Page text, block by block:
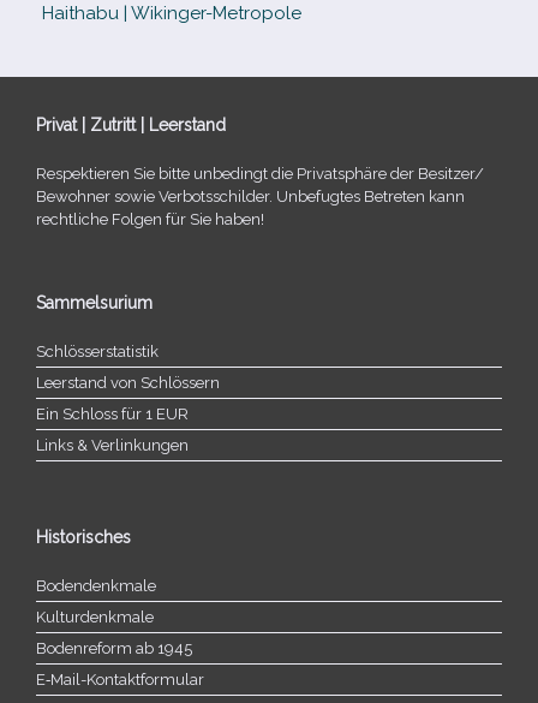
Haithabu | Wikinger-Metropole
Privat | Zutritt | Leerstand
Respektieren Sie bitte unbe­dingt die Privatsphäre der Besitzer/​
Bewohner sowie Verbotsschilder. Unbefugtes Betreten kann
recht­li­che Folgen für Sie haben!
Sammelsurium
Schlösserstatistik
Leerstand von Schlössern
Ein Schloss für 1 EUR
Links & Verlinkungen
Historisches
Bodendenkmale
Kulturdenkmale
Bodenreform ab 1945
E‑Mail-​​Kontaktformular